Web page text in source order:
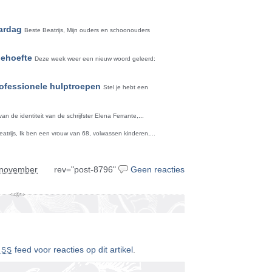
Beste Beatrijs, Mijn ouders en schoonouders
Deze week weer een nieuw woord geleerd:
hulptroepen Stel je hebt een
de identiteit van de schrijfster Elena Ferrante,...
Ik ben een vrouw van 68, volwassen kinderen,...
rev="post-8796" Geen reacties
feed voor reacties op dit artikel